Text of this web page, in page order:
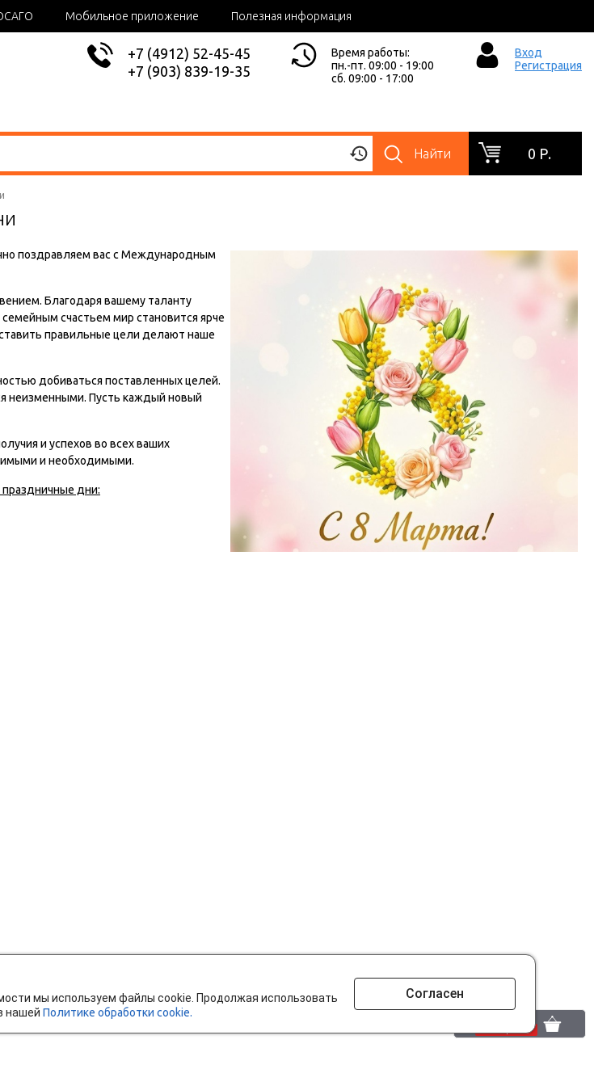
Мобильное приложение Полезная информация
+7 (4912) 52-45-45
+7 (903) 839-19-35
Время работы:
пн.-пт. 09:00 - 19:00
сб. 09:00 - 17:00
Вход
Регистрация
Найти 0 Р.
поздравляем вас с Международным
Благодаря вашему таланту
счастьем мир становится ярче
правильные цели делают наше
добиваться поставленных целей.
неизменными. Пусть каждый новый
и успехов во всех ваших
и необходимыми.
праздничные дни:
мы используем файлы cookie. Продолжая использовать
нашей Политике обработки cookie.
Согласен